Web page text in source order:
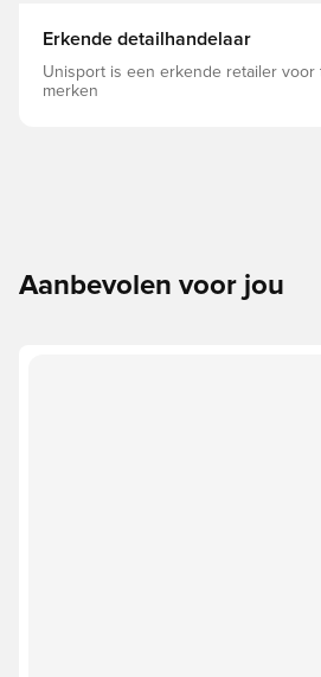
Erkende detailhandelaar
Unisport is een erkende retailer voor
merken
Aanbevolen voor jou